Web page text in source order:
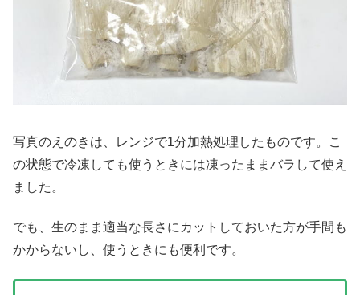
写真のえのきは、レンジで1分加熱処理したものです。こ
の状態で冷凍しても使うときには凍ったままバラして使え
ました。
でも、生のまま適当な長さにカットしておいた方が手間も
かからないし、使うときにも便利です。